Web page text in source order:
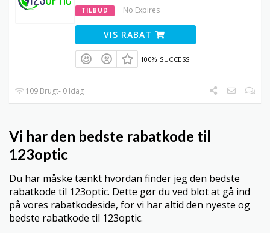
TILBUD No Expires
VIS RABAT
100% SUCCESS
109 Brugt- 0 Idag
Vi har den bedste rabatkode til
123optic
Du har måske tænkt hvordan finder jeg den bedste
rabatkode til 123optic. Dette gør du ved blot at gå ind
på vores rabatkodeside, for vi har altid den nyeste og
bedste rabatkode til 123optic.